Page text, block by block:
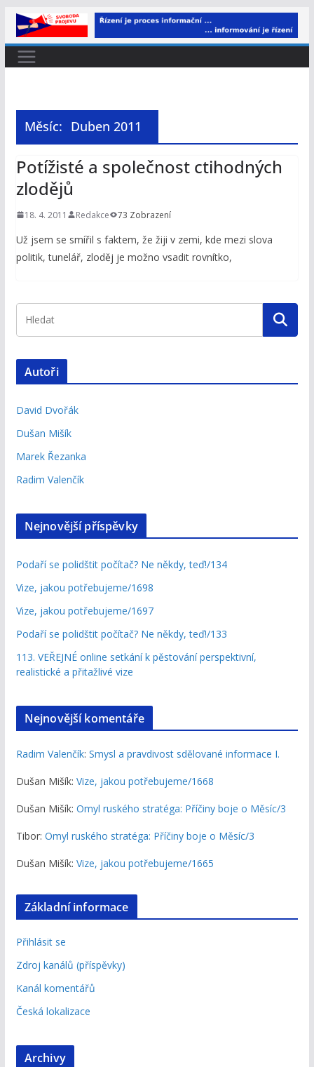
Přeskočit
na
obsah
Měsíc: Duben 2011
Potížisté a společnost ctihodných
zlodějů
18. 4. 2011 Redakce 73 Zobrazení
Už jsem se smířil s faktem, že žiji v zemi, kde mezi slova
politik, tunelář, zloděj je možno vsadit rovnítko,
Autoři
David Dvořák
Dušan Mišík
Marek Řezanka
Radim Valenčík
Nejnovější příspěvky
Podaří se polidštit počítač? Ne někdy, teď!/134
Vize, jakou potřebujeme/1698
Vize, jakou potřebujeme/1697
Podaří se polidštit počítač? Ne někdy, teď!/133
113. VEŘEJNÉ online setkání k pěstování perspektivní,
realistické a přitažlivé vize
Nejnovější komentáře
Radim Valenčík: Smysl a pravdivost sdělované informace I.
Dušan Mišík: Vize, jakou potřebujeme/1668
Dušan Mišík: Omyl ruského stratéga: Příčiny boje o Měsíc/3
Tibor: Omyl ruského stratéga: Příčiny boje o Měsíc/3
Dušan Mišík: Vize, jakou potřebujeme/1665
Základní informace
Přihlásit se
Zdroj kanálů (příspěvky)
Kanál komentářů
Česká lokalizace
Archivy